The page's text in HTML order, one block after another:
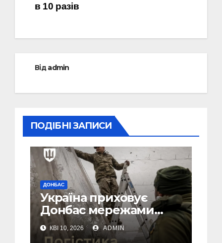
в 10 разів
Відadmin
ПОДІБНІ ЗАПИСИ
ДОНБАС
Україна приховує
Донбас мережами
проти БПЛА в темпі 1
км на добу
КВІ 10, 2026 ADMIN